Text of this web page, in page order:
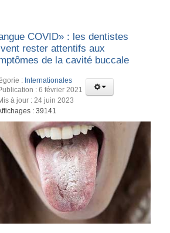
COVID» : les dentistes
rester attentifs aux
de la cavité buccale
: Internationales
: 6 février 2021
à jour : 24 juin 2023
: 39141